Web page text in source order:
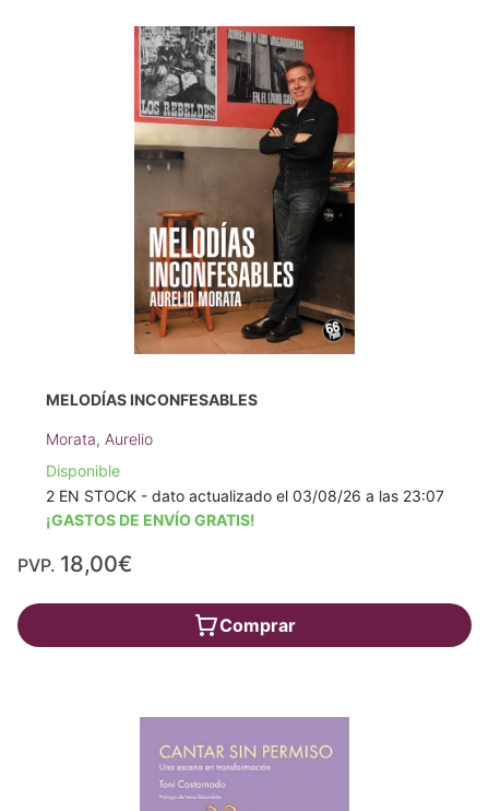
MELODÍAS INCONFESABLES
Morata, Aurelio
Disponible
2 EN STOCK - dato actualizado el 03/08/26 a las 23:07
¡GASTOS DE ENVÍO GRATIS!
PVP. 18,00€
Comprar